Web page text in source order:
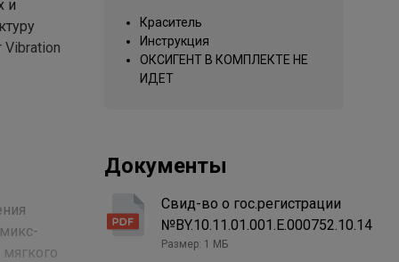
и
Краситель
Инструкция
ОКСИГЕНТ В КОМПЛЕКТЕ НЕ
ИДЕТ
Документы
Свид-во о гос.регистрации
№BY.10.11.01.001.Е.000752.10.14
Размер: 1 МБ